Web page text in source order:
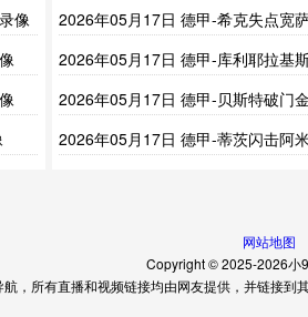
像
克福进欧冠
2026年05月17日 德甲-希克失点宽
2026年05月17日 德甲-库利耶拉基
送圣保利降级
2026年05月17日 德甲-贝斯特破门
锡
2026年05月17日 德甲-蒂茨闪击阿
网站地图
Copyright © 2025-2026小
，所有直播和视频链接均由网友提供，并链接